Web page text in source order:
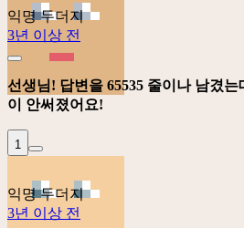
익명 두더지
3년 이상 전
선생님! 답변을 65535 줄이나 남겼는
이 안써졌어요!
1
익명 두더지
3년 이상 전